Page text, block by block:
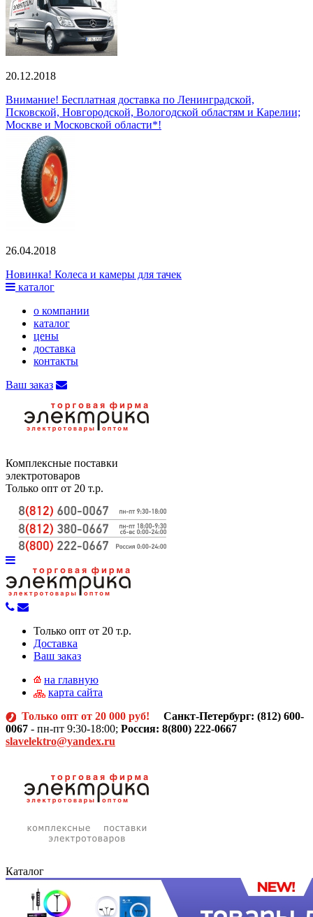
20.12.2018
Внимание! Бесплатная доставка по Ленинградской,
Псковской, Новгородской, Вологодской областям и Карелии;
Москве и Московской области*!
26.04.2018
Новинка! Колеса и камеры для тачек
каталог
о компании
каталог
цены
доставка
контакты
Ваш заказ
Комплексные поставки
электротоваров
Только опт от 20 т.р.
Только опт от 20 т.р.
Доставка
Ваш заказ
на главную
карта сайта
Только опт от 20 000 руб! Санкт-Петербург: (812) 600-
0067 - пн-пт 9:30-18:00; Россия: 8(800) 222-0667
slavelektro@yandex.ru
Каталог